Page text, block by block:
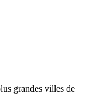
grandes villes de